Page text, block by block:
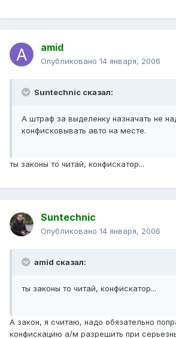
amid
Опубликовано 14 января, 2006
Suntechnic сказал:
А штраф за выделенку назначать не
конфисковывать авто на месте.
ты законы то читай, конфискатор...
Suntechnic
Опубликовано 14 января, 2006
amid сказал:
ты законы то читай, конфискатор...
А закон, я считаю, надо обязательно
конфискацию а/м разрешить при